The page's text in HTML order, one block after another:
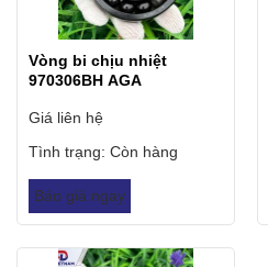
Vòng bi chịu nhiệt
970306BH AGA
Giá liên hệ
Tình trạng: Còn hàng
Báo giá ngay